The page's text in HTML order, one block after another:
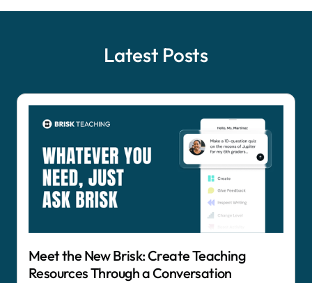
Latest Posts
Meet the New Brisk: Create Teaching
Resources Through a Conversation